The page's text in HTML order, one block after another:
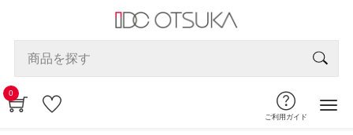
0
ご利用ガイド